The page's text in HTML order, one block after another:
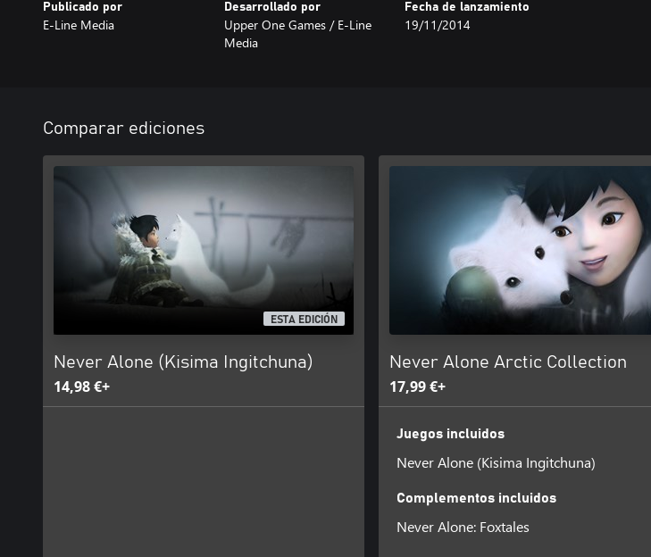
Never Alone es un atmosférico puzle de plataformas para 1 ó 2 jugadores, creado en colaboración
con la comunidad de nativos de Alaska. Se adentra profundamente en el folklore tradicional de los
Iñupiat del Ártico para ofrecer una experiencia de juego sin igual.
segundo jugador puede unirse en cualquier momento para jugar una partida cooperativa local.
● Explora peligrosos entornos árticos: desde la tundra hasta los poblados costeros, desde bloques
de hielo a la deriva hasta un bosque misterioso. Soporta el embate de los temporales, las ventiscas
y las montañas más traicioneras.
● Conoce a personajes fascinantes del folklore iñupiaq: los matahombres, los seres enanos, los
espíritus que ayudan, el hombre de la ventisca y muchos más. Never Alone se ha creado en
colaboración con los ancianos y cuentacuentos nativos de Alaska para darle la máxima autenticidad.
● Escucha la historia de Kunuuksaayuka contada por un maestro cuentacuentos en lengua iñupiaq,
por primera vez en un videojuego comercial.
● Desbloquea vídeos con conocimientos especiales, grabados por la comunidad iñupiaq para
compartir su sabiduría, historias y perspectivas.
La versión descargable de este juego soporta inglés, francés, italiano, alemán, español, portugués,
ruso, japonés, coreano.
Publicado por
E-Line Media
Desarrollado por
Upper One Games / E-Line
Media
Fecha de lanzamiento
19/11/2014
Comparar ediciones
ESTA EDICIÓN
Never Alone (Kisima Ingitchuna)
14,98 €+
Never Alone Arctic Collection
17,99 €+
Juegos incluidos
Never Alone (Kisima Ingitchuna)
Complementos incluidos
Never Alone: Foxtales